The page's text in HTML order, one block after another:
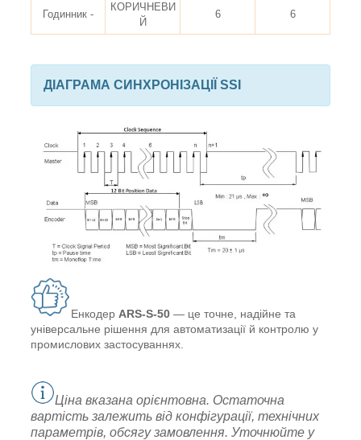
Годинник -
КОРИЧНЕВИ
Й
6 6
ДІАГРАМА СИНХРОНІЗАЦІЇ SSI
Енкодер ARS-S-50 — це точне, надійне та
універсальне рішення для автоматизації й контролю у
промислових застосуваннях.
Ціна вказана орієнтовна. Остаточна
вартість залежить від конфігурації, технічних
параметрів, обсягу замовлення. Уточнюйте у